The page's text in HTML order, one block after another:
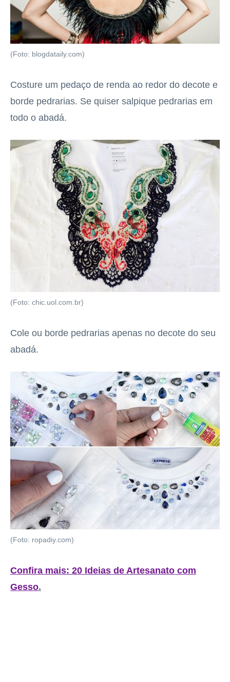
(Foto: blogdataily.com)
Costure um pedaço de renda ao redor do decote e
borde pedrarias. Se quiser salpique pedrarias em
todo o abadá.
(Foto: chic.uol.com.br)
Cole ou borde pedrarias apenas no decote do seu
abadá.
(Foto: ropadiy.com)
Confira mais: 20 Ideias de Artesanato com
Gesso.